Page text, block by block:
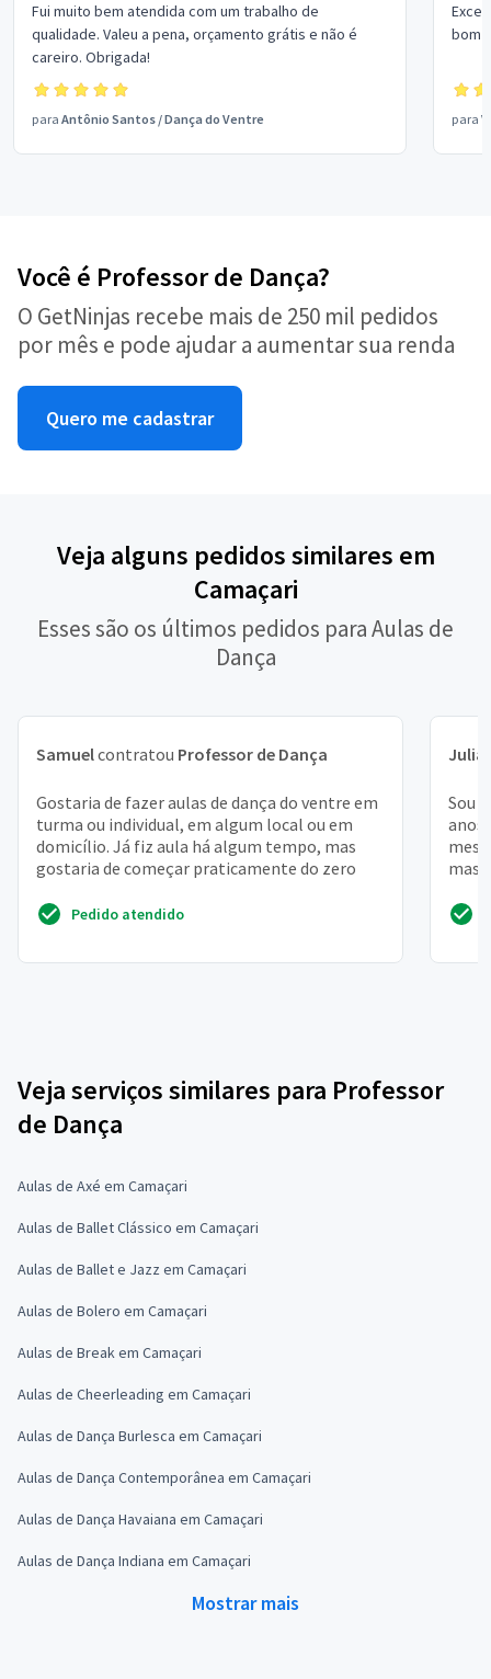
Fui muito bem atendida com um trabalho de
qualidade. Valeu a pena, orçamento grátis e não é
careiro. Obrigada!
para Antônio Santos /Dança do Ventre
bom
para
Você é Professor de Dança?
O GetNinjas recebe mais de 250 mil pedidos
por mês e pode ajudar a aumentar sua renda
Quero me cadastrar
Veja alguns pedidos similares em
Camaçari
Esses são os últimos pedidos para Aulas de
Dança
Samuelcontratou Professor de Dança
Gostaria de fazer aulas de dança do ventre em
turma ou individual, em algum local ou em
domicílio. Já fiz aula há algum tempo, mas
gostaria de começar praticamente do zero
Pedido atendido
Sou
anos
mas
Veja serviços similares para Professor
de Dança
Aulas de Axé em Camaçari
Aulas de Ballet Clássico em Camaçari
Aulas de Ballet e Jazz em Camaçari
Aulas de Bolero em Camaçari
Aulas de Break em Camaçari
Aulas de Cheerleading em Camaçari
Aulas de Dança Burlesca em Camaçari
Aulas de Dança Contemporânea em Camaçari
Aulas de Dança Havaiana em Camaçari
Aulas de Dança Indiana em Camaçari
Mostrar mais